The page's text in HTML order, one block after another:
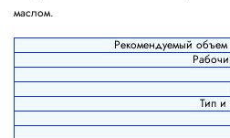
маслом.
Рекомендуемый
Тип и